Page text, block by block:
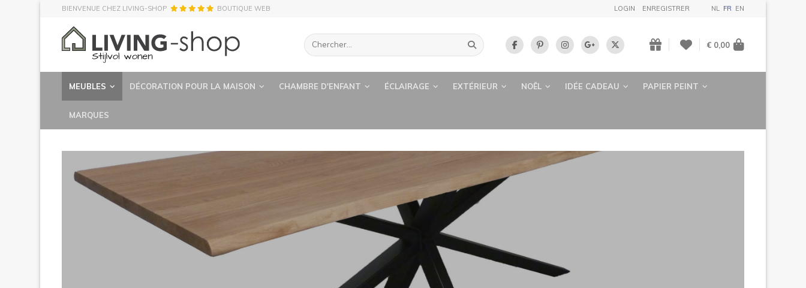
BIENVENUE CHEZ LIVING-SHOP BOUTIQUE WEB LOGIN ENREGISTRER NL FR EN
€ 0,00
MEUBLES DÉCORATION POUR LA MAISON CHAMBRE D'ENFANT ÉCLAIRAGE EXTÉRIEUR NOËL IDÉE CADEAU PAPIER PEINT
MARQUES